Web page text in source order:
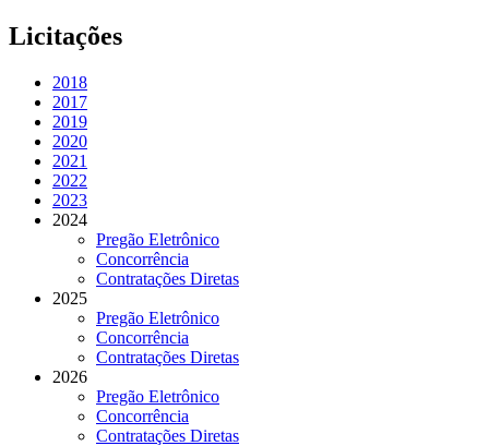
Licitações
2018
2017
2019
2020
2021
2022
2023
2024
Pregão Eletrônico
Concorrência
Contratações Diretas
2025
Pregão Eletrônico
Concorrência
Contratações Diretas
2026
Pregão Eletrônico
Concorrência
Contratações Diretas